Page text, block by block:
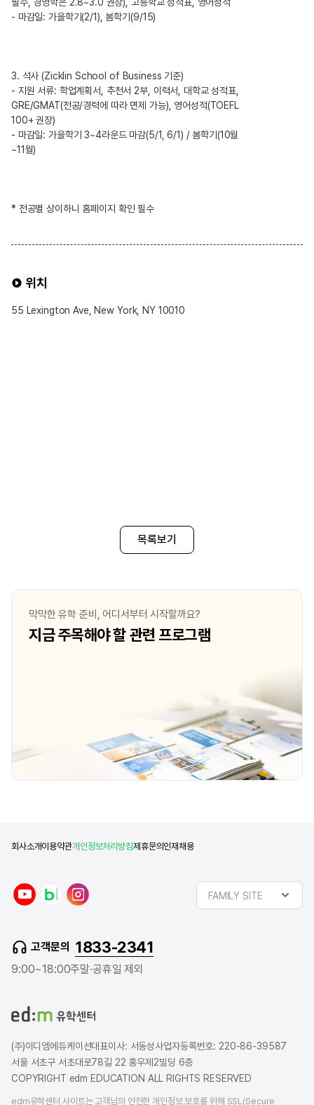
- 마감일: 가을학기(2/1), 봄학기(9/15)
3. 석사 (Zicklin School of Business 기준)
- 지원 서류: 학업계획서, 추천서 2부, 이력서, 대학교 성적표,
GRE/GMAT(전공/경력에 따라 면제 가능), 영어성적(TOEFL
100+ 권장)
- 마감일: 가을학기 3~4라운드 마감(5/1, 6/1) / 봄학기(10월
~11월)
* 전공별 상이하니 홈페이지 확인 필수
위치
55 Lexington Ave, New York, NY 10010
목록보기
막막한 유학 준비, 어디서부터 시작할까요?
지금 주목해야 할 관련 프로그램
회사소개이용약관개인정보처리방침제휴문의 인재채용
u
n
a
r
l
a
FAMILY SITE
고객문의 1833-2341
9:00~18:00주말·공휴일 제외
(주)이디엠에듀케이션대표이사: 서동성사업자등록번호: 220-86-39587
서울 서초구 서초대로78길 22 홍우제2빌딩 6층
COPYRIGHT edm EDUCATION ALL RIGHTS RESERVED
edm유학센터 사이트는 고객님의 안전한 개인정보 보호를 위해 SSL(Secure